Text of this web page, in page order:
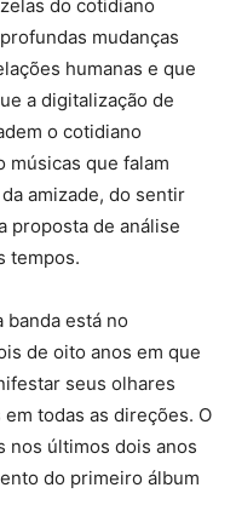
do cotidiano
mudanças
humanas e que
a digitalização de
o cotidiano
músicas que falam
amizade, do sentir
proposta de análise
tempos.
banda está no
de oito anos em que
seus olhares
todas as direções. O
nos últimos dois anos
do primeiro álbum